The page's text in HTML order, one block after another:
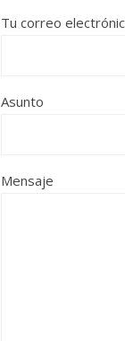
Tu correo
Asunto
Mensaje